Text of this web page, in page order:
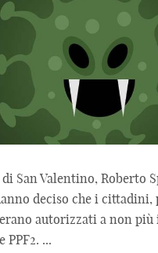
San Valentino, Roberto
deciso che i cittadini,
autorizzati a non più
PPF2. ...